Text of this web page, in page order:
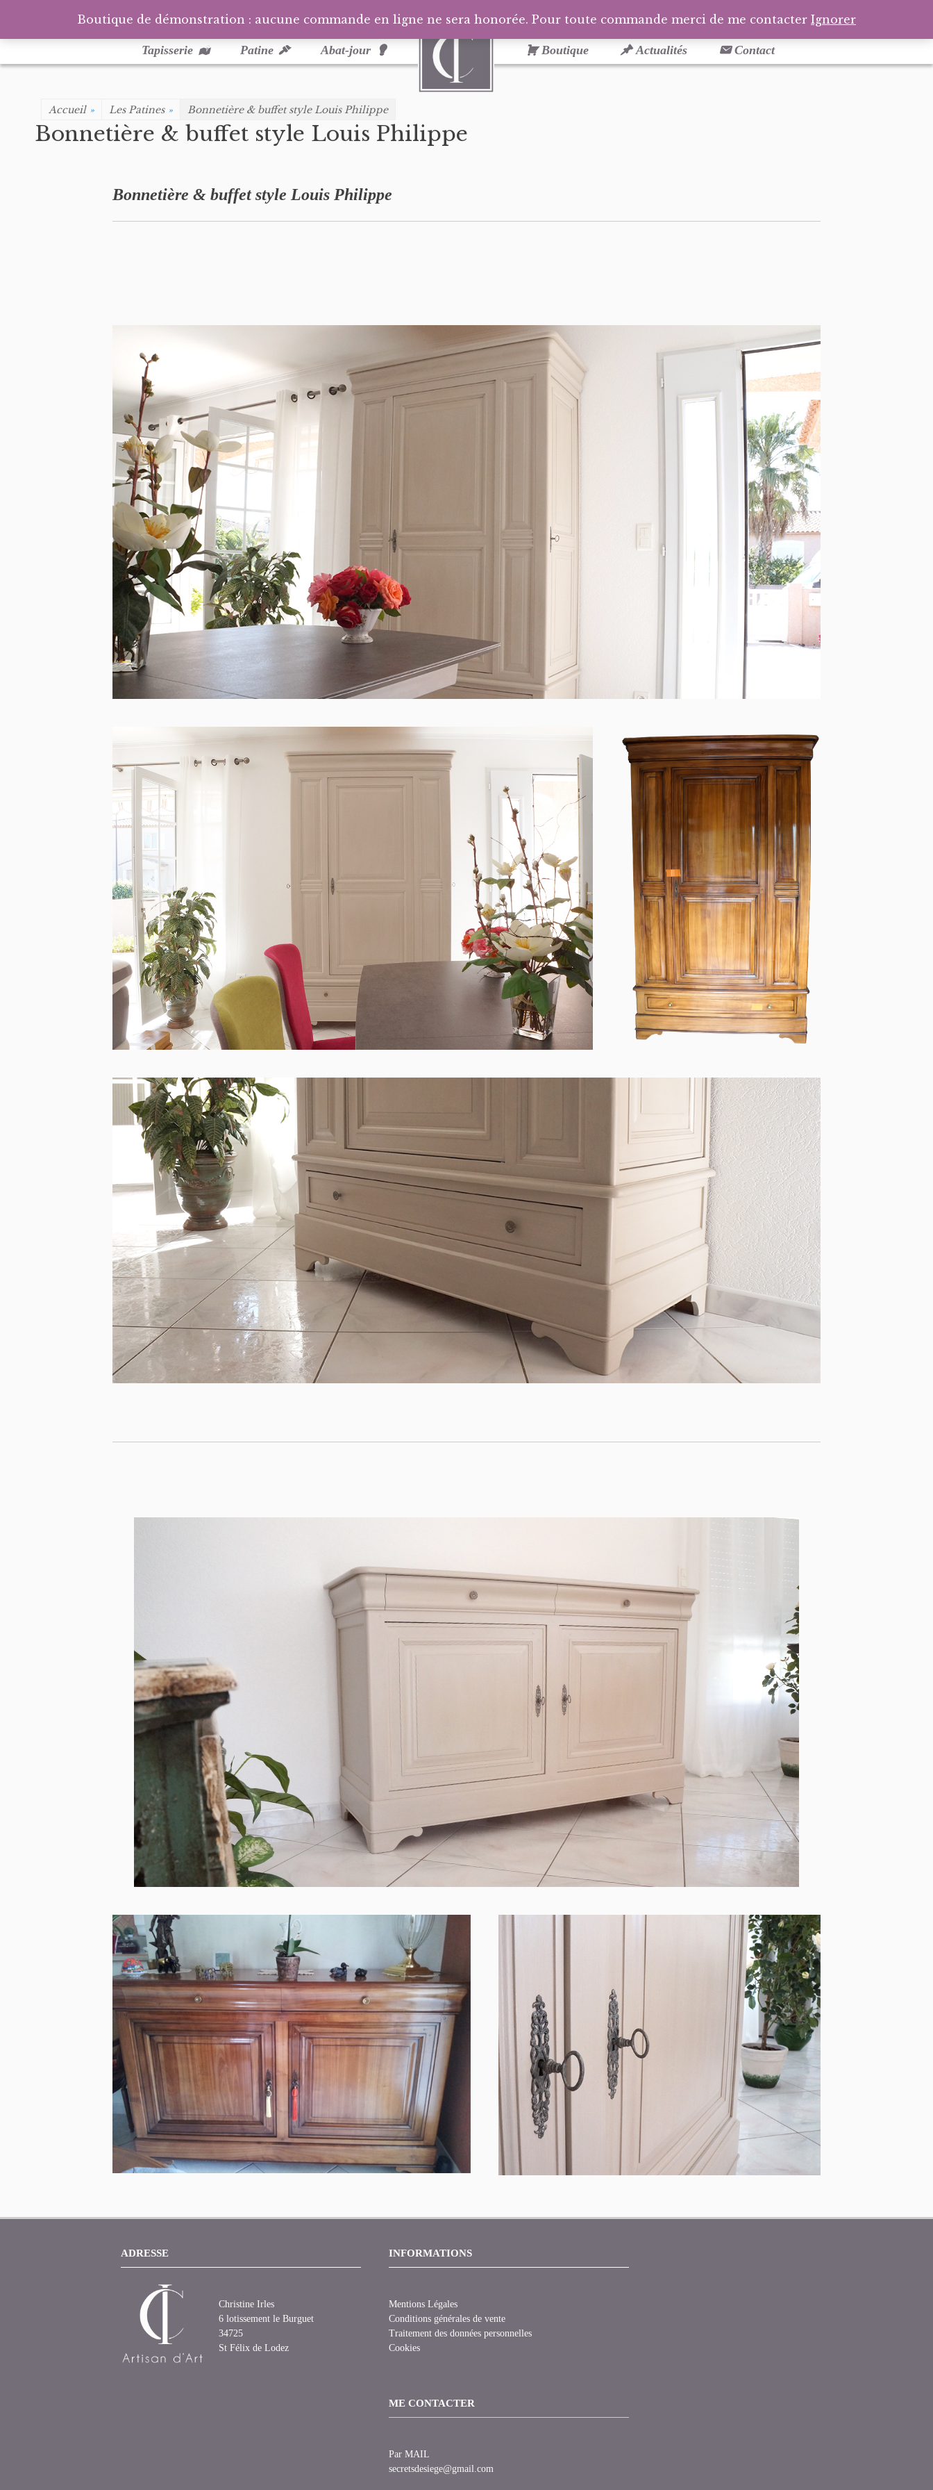
Facebook
au
Tapisserie Patine Abat-jour Boutique Actualités Contact
Accueil » Les Patines » Bonnetière & buffet style Louis Philippe
Bonnetière & buffet style Louis Philippe
Bonnetière & buffet style Louis Philippe
ADRESSE
Christine Irles
6 lotissement le Burguet
34725
St Félix de Lodez
INFORMATIONS
Mentions Légales
Conditions générales de vente
Traitement des données personnelles
Cookies
ME CONTACTER
Par MAIL
secretsdesiege@gmail.com
Boutique de démonstration : aucune commande en ligne ne sera honorée. Pour toute commande merci de me contacter Ignorer